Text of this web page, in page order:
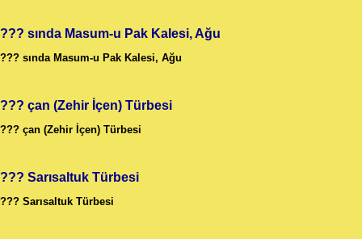
??? sında Masum-u Pak Kalesi, Ağu
??? sında Masum-u Pak Kalesi, Ağu
??? çan (Zehir İçen) Türbesi
??? çan (Zehir İçen) Türbesi
??? Sarısaltuk Türbesi
??? Sarısaltuk Türbesi